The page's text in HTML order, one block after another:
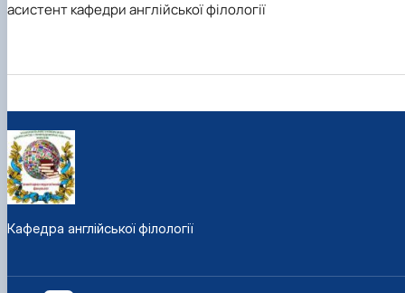
асистент кафедри англійської філології
Кафедра англійської філології